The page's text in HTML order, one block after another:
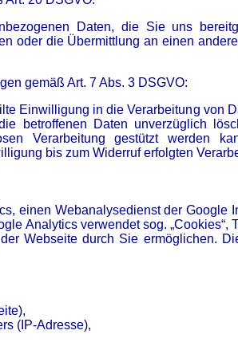
Daten, die Sie uns
oder die Übermittlung an einen
gemäß Art. 7 Abs. 3 DSGVO:
Einwilligung in die Verarbeitung von
betroffenen Daten unverzüglich
Verarbeitung gestützt werden
bis zum Widerruf erfolgten
einen Webanalysedienst der Google
Analytics verwendet sog.
Webseite durch Sie ermöglichen.
(IP-Adresse),